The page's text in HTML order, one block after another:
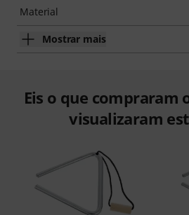
Material
Mostrar mais
Eis o que compraram
visualizaram